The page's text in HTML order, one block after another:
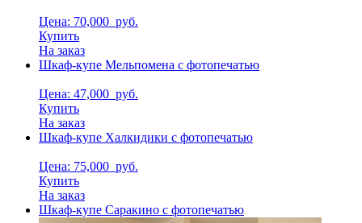
Цена: 70,000 руб.
Купить
На заказ
Шкаф-купе Мельпомена с фотопечатью
Цена: 47,000 руб.
Купить
На заказ
Шкаф-купе Халкидики с фотопечатью
Цена: 75,000 руб.
Купить
На заказ
Шкаф-купе Саракино с фотопечатью